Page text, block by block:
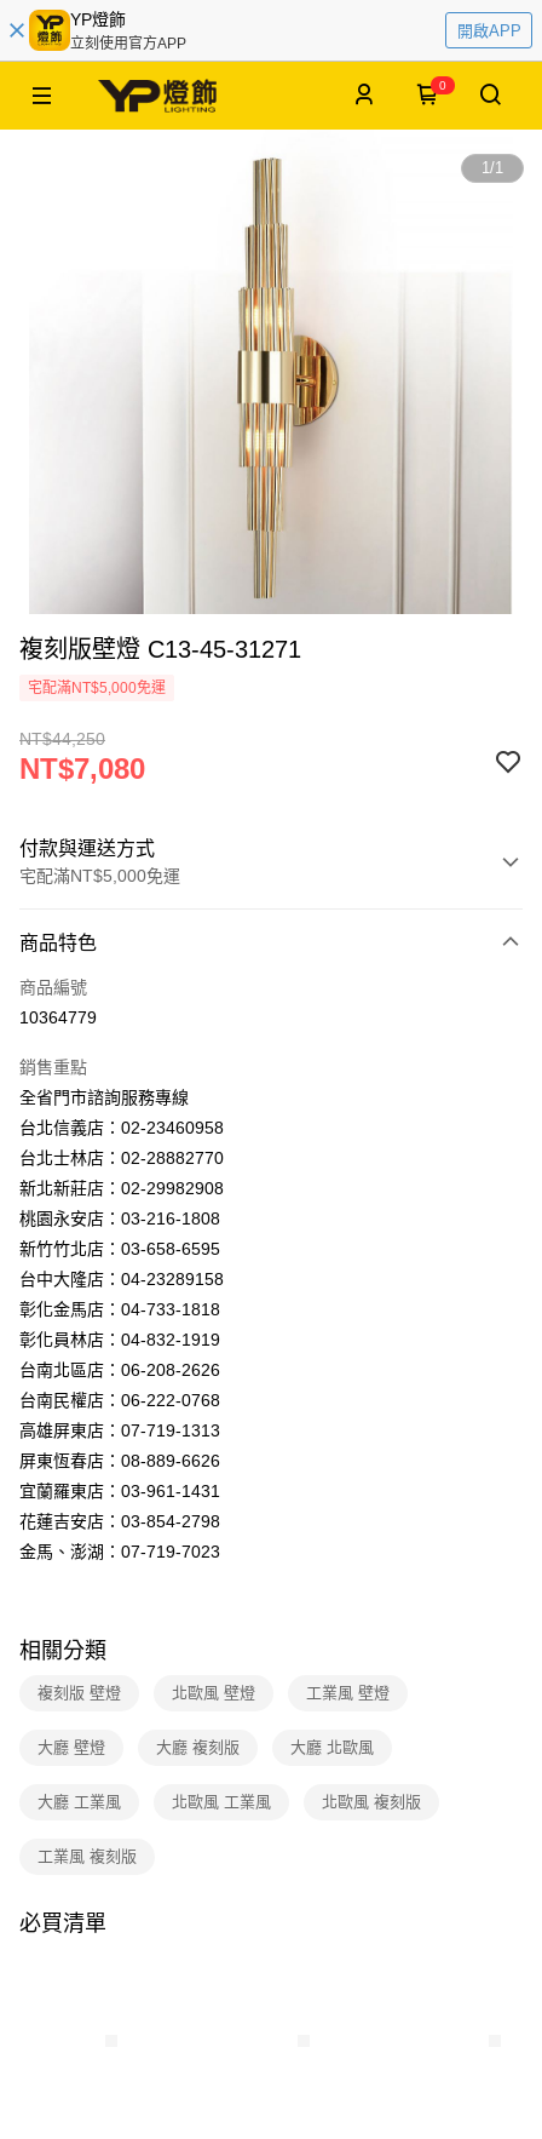
YP燈飾
立刻使用官方APP
開啟APP
0
1/1
複刻版壁燈 C13-45-31271
宅配滿NT$5,000免運
NT$44,250
NT$7,080
付款與運送方式
宅配滿NT$5,000免運
信用卡一次付款
LINE Pay
街口支付
悠遊付
Google Pay
全盈+PAY
AFTEE先享後付
相關說明
【關於「AFTEE先享後付」】
AFTEE先享後付是「在收到商品之後才付款」的支付方式。 讓您購物簡單
便利好安心！
１．簡單：不需註冊會員、不需綁卡、不需儲值。
３．安心：先確認商品／服務後，再付款。
【「AFTEE先享後付」結帳流程】
１．於結帳方式選擇「AFTEE先享後付」後，將跳轉至「AFTEE先享後付」
結帳頁面，進行簡訊認證並確認金額後，即可完成結帳。
２．訂單成立數日內，您將收到繳費通知簡訊。
後付繳納相關費用。
是否繳費成功／繳費後需取消欲退款等相關疑問，請聯繫「AFTEE先享後付
易，需依本服務之必要範圍內提供個人資料，並將交易相關給付款項請求債
２．關於個人資料處理事宜，請瀏覽以下網址：
「AFTEE先享後付」，若未經同意申辦者引起之損失，本公司不負相關責
任。
ATM付款
運送方式
新竹貨運宅配
商品特色
商品編號
10364779
銷售重點
全省門市諮詢服務專線
台北信義店：02-23460958
台北士林店：02-28882770
新北新莊店：02-29982908
桃園永安店：03-216-1808
新竹竹北店：03-658-6595
台中大隆店：04-23289158
彰化金馬店：04-733-1818
彰化員林店：04-832-1919
台南北區店：06-208-2626
台南民權店：06-222-0768
高雄屏東店：07-719-1313
屏東恆春店：08-889-6626
宜蘭羅東店：03-961-1431
花蓮吉安店：03-854-2798
金馬、澎湖：07-719-7023
相關分類
複刻版 壁燈 北歐風 壁燈 工業風 壁燈
大廳 壁燈 大廳 複刻版 大廳 北歐風
大廳 工業風 北歐風 工業風 北歐風 複刻版
工業風 複刻版
必買清單